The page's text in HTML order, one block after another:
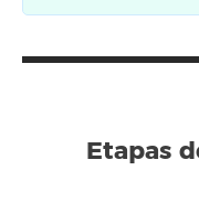
Etapas